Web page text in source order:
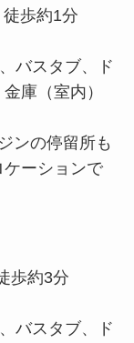
歩約1分
バスタブ、ド
庫（室内）
ンの停留所も
ーションで
歩約3分
バスタブ、ド